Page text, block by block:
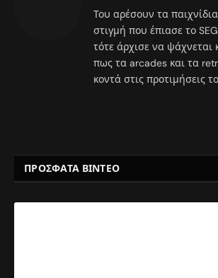
Του αρέσουν τα
στιγμή που έπιασε το
τότε άρχισε να ψάχνεται
πως τα arcades και τα
κοντά στις προτιμήσεις
ΠΡΟΣΦΑΤΑ ΒΙΝΤΕΟ